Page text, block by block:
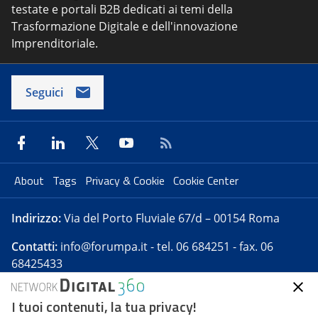
testate e portali B2B dedicati ai temi della
Trasformazione Digitale e dell'innovazione
Imprenditoriale.
Seguici
About Tags Privacy & Cookie Cookie Center
Indirizzo:Via del Porto Fluviale 67/d – 00154 Roma
Contatti: info@forumpa.it- tel. 06 684251 - fax. 06
68425433
Forumpa.itè una pubblicazione telematica iscritta
I tuoi contenuti, la tua privacy!